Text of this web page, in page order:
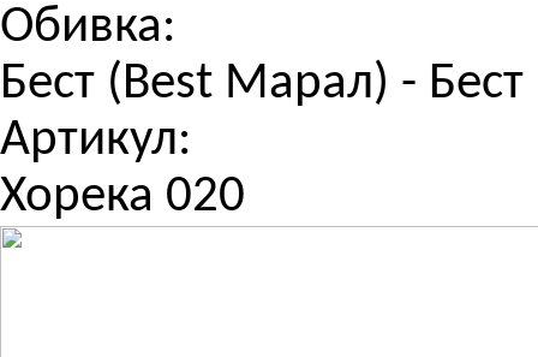
Обивка:
Бест (Best Марал) - Бест
Артикул:
Хорека 020